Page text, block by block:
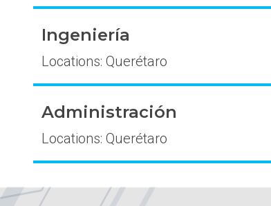
Ingeniería
Locations: Querétaro
Administración
Locations: Querétaro